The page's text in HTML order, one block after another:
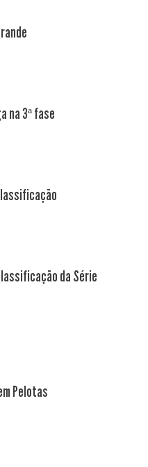
na 3ª fase
da Série
Pelotas